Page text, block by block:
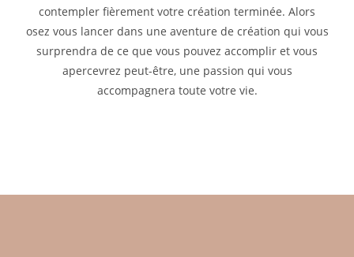
contempler fièrement votre création terminée. Alors
osez vous lancer dans une aventure de création qui vous
surprendra de ce que vous pouvez accomplir et vous
apercevrez peut-être, une passion qui vous
accompagnera toute votre vie.